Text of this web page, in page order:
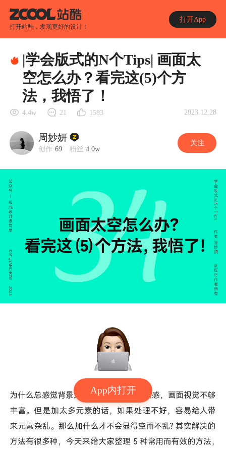
打开站酷，发现更好的设计！
打开App
App内打开
|学会版式的N个Tips| 画面太
空怎么办？看完这(5)个方
法，我悟了！
4.4w 21 1583 2023.12.28
周妙妍
创作 69 粉丝 4.0w
关注